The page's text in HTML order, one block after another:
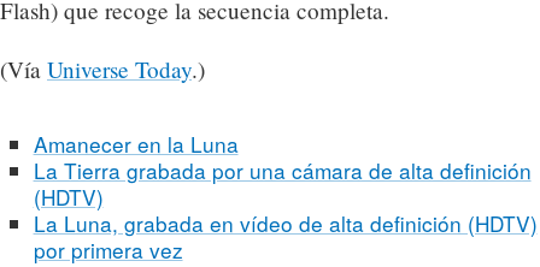
Flash) que recoge la secuencia completa.
(Vía Universe Today.)
Amanecer en la Luna
La Tierra grabada por una cámara de alta definición
(HDTV)
La Luna, grabada en vídeo de alta definición (HDTV)
por primera vez